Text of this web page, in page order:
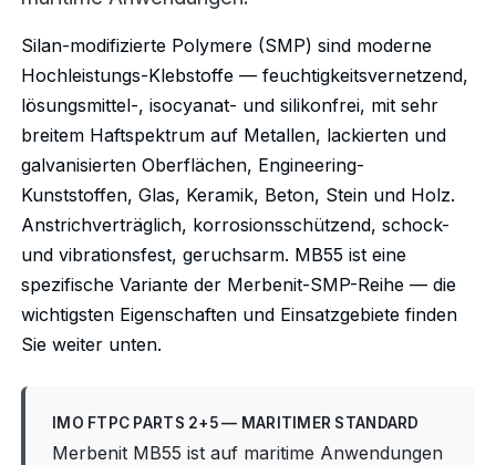
Silan-modifizierte Polymere (SMP) sind moderne
Hochleistungs-Klebstoffe — feuchtigkeitsvernetzend,
lösungsmittel-, isocyanat- und silikonfrei, mit sehr
breitem Haftspektrum auf Metallen, lackierten und
galvanisierten Oberflächen, Engineering-
Kunststoffen, Glas, Keramik, Beton, Stein und Holz.
Anstrichverträglich, korrosionsschützend, schock-
und vibrationsfest, geruchsarm. MB55 ist eine
spezifische Variante der Merbenit-SMP-Reihe — die
wichtigsten Eigenschaften und Einsatzgebiete finden
Sie weiter unten.
IMO FTPC PARTS 2+5 — MARITIMER STANDARD
Merbenit MB55 ist auf maritime Anwendungen